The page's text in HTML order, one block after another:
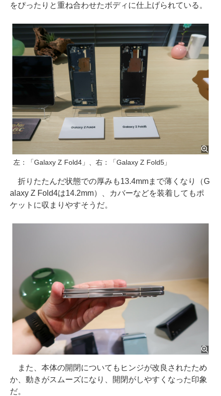
をぴったりと重ね合わせたボディに仕上げられている。
左：「Galaxy Z Fold4」、右：「Galaxy Z Fold5」
折りたたんだ状態での厚みも13.4mmまで薄くなり（G
alaxy Z Fold4は14.2mm）、カバーなどを装着してもポ
ケットに収まりやすそうだ。
また、本体の開閉についてもヒンジが改良されたため
か、動きがスムーズになり、開閉がしやすくなった印象
だ。